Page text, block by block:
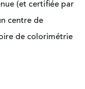
(et certifiée par
centre de
de colorimétrie